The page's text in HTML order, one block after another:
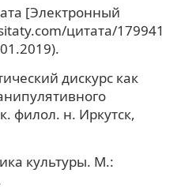
[Электронный
цитата/179941
дискурс как
филол. н. Иркутск,
культуры. М.: